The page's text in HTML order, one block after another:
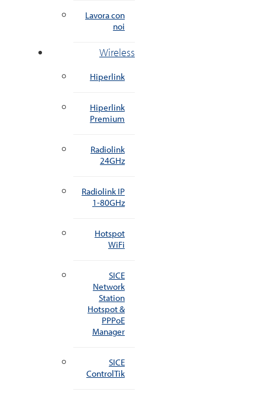
Lavora con
noi
Wireless
Hiperlink
Hiperlink
Premium
Radiolink
24GHz
Radiolink IP
1-80GHz
Hotspot
WiFi
SICE
Network
Station
Hotspot &
PPPoE
Manager
SICE
ControlTik